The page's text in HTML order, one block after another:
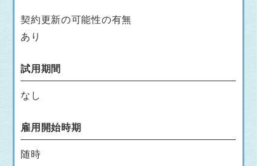
契約更新の可能性の有無
あり
試用期間
なし
雇用開始時期
随時